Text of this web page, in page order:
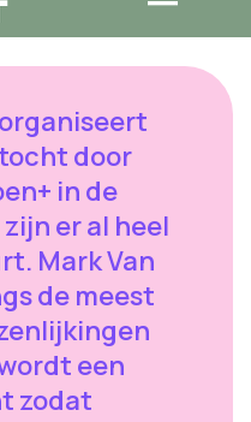
door
in de
er al heel
Mark Van
de meest
een
zodat